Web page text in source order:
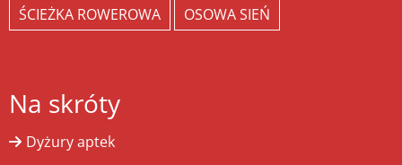
ŚCIEŻKA ROWEROWA
OSOWA SIEŃ
Na skróty
Dyżury aptek